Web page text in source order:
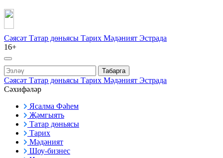
Сәясәт Татар дөньясы Тарих Мәдәният Эстрада
16+
Табарга
Сәясәт Татар дөньясы Тарих Мәдәният Эстрада
Сәхифәләр
Ясалма Фәһем
Җәмгыять
Татар дөньясы
Тарих
Мәдәният
Шоу-бизнес